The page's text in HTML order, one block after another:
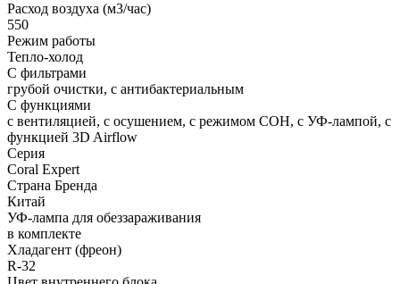
Расход воздуха (м3/час)
550
Режим работы
Тепло-холод
С фильтрами
грубой очистки, с антибактериальным
С функциями
с вентиляцией, с осушением, с режимом СОН, с УФ-лампой, с
функцией 3D Airflow
Серия
Coral Expert
Страна Бренда
Китай
УФ-лампа для обеззараживания
в комплекте
Хладагент (фреон)
R-32